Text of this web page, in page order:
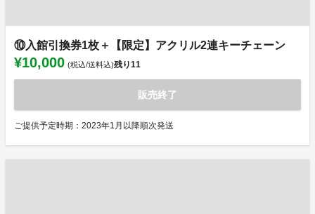
⑩入館引換券1枚＋【限定】アクリル2連キーチェーン
¥10,000 (税込/送料込)残り11
販売終了
ご提供予定時期：2023年1月以降順次発送